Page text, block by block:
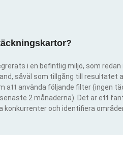
i en befintlig miljö, som redan
såväl som tillgång till resultatet
att använda följande filter (ingen
senaste 2 månaderna). Det är ett
konkurrenter och identifiera